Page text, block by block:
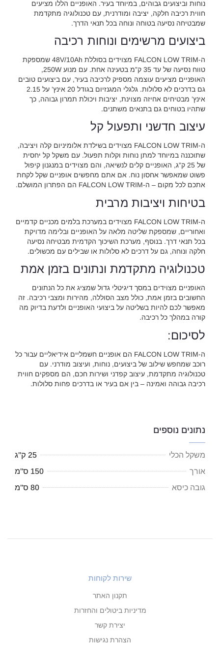
נוחות וביצועים גבוהים, במיוחד בעיר. האופניים הללו מציעים
חווית רכיבה חלקה, יציבה ומודרנית, עם טכנולוגיה מתקדמת
שמבטיחה נסיעה בטוחה ונוחה בכל תנאי הדרך.
ביצועים מרשימים ונוחות רכיבה
ה-FALCON LOW TRIM מצוידים בסוללת 48V/10Ah שמספקת
טווח נסיעה של עד 35 ק”מ בטעינה אחת. עם מנוע 250W,
האופניים מציעים עוצמה מספיק לרכיבה בעיר, עם ביצועים טובים
גם בדרכים לא סלולות. גלגלי המגנזיום בגודל 20 אינץ’ על 2.15
אינץ’ מבטיחים אחיזה מצוינת, יציבות ויכולת תמרון גבוהה, כך
שתהיו בטוחים גם בתנאים משתנים.
עיצוב חדשני ותפעול קל
ה-FALCON LOW TRIM מצוידים בשילדת אלומיניום קלה ויציבה,
שתוכננה במיוחד למתן נוחות וקלות תפעול. עם משקל קל יחסית
של 25 ק”ג, האופניים קלים לנשיאה, והם מצוידים במנגנון קיפול
פשוט שמאפשר אחסון נוח. אם אתם מחפשים אופניים שקל לקחת
אתכם לכל מקום – ה-FALCON LOW TRIM הם הפתרון המושלם.
בטיחות ויציבות מרבית
ה-FALCON LOW TRIM מצוידים במערכת בלמים מכניים קדמיים
ואחוריים, שמספקת שליטה מלאה על האופניים ובלימה מדויקת
בכל תנאי דרך. בנוסף, מערכת השיכוך הקדמית מבטיחה נסיעה
חלקה ונוחה, גם על דרכים לא סלולות או שבילים עם מכשולים.
טכנולוגיה מתקדמת ונתונים בזמן אמת
האופניים מצוידים במסך דיגיטלי גדול שמציג את כל הנתונים
החשובים בזמן אמת, כולל מצב הסוללה, מהירות ומצבי רכיבה. זה
מאפשר לכם להיות בשליטה על ביצועי האופניים ולדעת בדיוק מה
קורה במהלך כל רכיבה.
לסיכום:
ה-FALCON LOW TRIM הם אופניים חשמליים אידיאליים עבור כל
רוכב שמחפש שילוב של ביצועים, נוחות, ועיצוב מודרני. עם
טכנולוגיה מתקדמת, עיצוב קפדני ושירות חכם, הם מספקים חווית
רכיבה גבוהה ואמינה – בין אם בעיר או בדרכים פחות סלולות.
נתונים נוספים
משקל הכלי
25 ק"ג
אורך
150 ס"מ
גובה כיסא
80 ס"מ
שירות לקוחות
תקנון האתר
מדיניות ביטולים והחזרות
יצירת קשר
הצהרת נגישות